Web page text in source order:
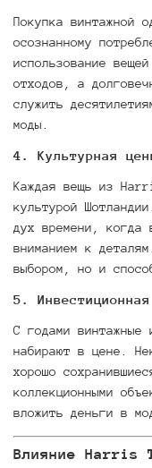
Покупка винтажной
осознанному
использование
отходов, а
служить
моды.
4. Культурная
Каждая вещь из
культурой
дух времени, когда
вниманием к
выбором, но и
5.
С годами винтажные
набирают в цене.
хорошо
коллекционными
вложить деньги в
Влияние Harris